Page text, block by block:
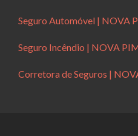
Seguro Automóvel | NOVA
Seguro Incêndio | NOVA
Corretora de Seguros |